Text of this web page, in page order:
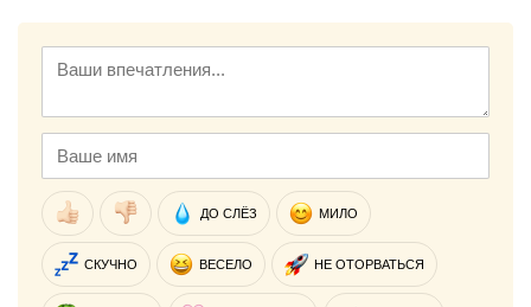
ДО СЛЁЗ МИЛО
СКУЧНО ВЕСЕЛО НЕ ОТОРВАТЬСЯ